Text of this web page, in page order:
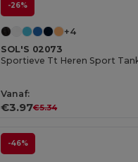
-26%
+4
SOL'S 02073
Sportieve Tt Heren Sport
Vanaf:
€3.97€5.34
-46%